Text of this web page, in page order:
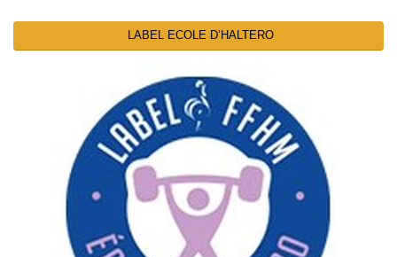
LABEL ECOLE D’HALTERO